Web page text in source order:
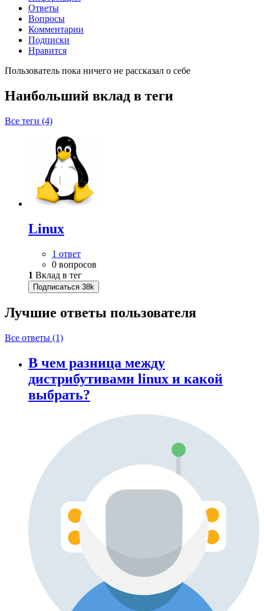
Ответы
Вопросы
Комментарии
Подписки
Нравится
Пользователь пока ничего не рассказал о себе
Наибольший вклад в теги
Все теги (4)
Linux
1 ответ
0 вопросов
1 Вклад в тег
Подписаться 38k
Лучшие ответы пользователя
Все ответы (1)
В чем разница между
дистрибутивами linux и какой
выбрать?